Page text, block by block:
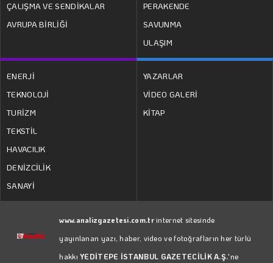
ÇALIŞMA VE SENDİKALAR
AVRUPA BİRLİĞİ
PERAKENDE
SAVUNMA
ULAŞIM
ENERJİ
TEKNOLOJİ
TURİZM
TEKSTİL
HAVACILIK
DENİZCİLİK
SANAYİ
YAZARLAR
VİDEO GALERİ
KİTAP
www.analizgazetesi.com.trinternet sitesinde
yayınlanan yazı, haber, video ve fotoğrafların her türlü
hakkıYEDİTEPE İSTANBUL GAZETECİLİK A.Ş.'ne